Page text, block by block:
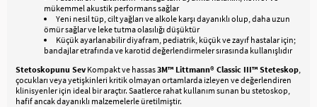
mükemmel akustik performans sağlar
Yeni nesil tüp, cilt yağları ve alkole karşı dayanıklı olup, daha uzun
ömür sağlar ve leke tutma olasılığı düşüktür
Küçük ayarlanabilir diyafram, pediatrik, küçük ve zayıf hastalar için;
bandajlar etrafında ve karotid değerlendirmeler sırasında kullanışlıdır
Stetoskopunu Sev Kompakt ve hassas3M™ Littmann® Classic III™ Steteskop
çocukları veya yetişkinleri kritik olmayan ortamlarda izleyen ve değerlendiren
klinisyenler için ideal bir araçtır. Saatlerce rahat kullanım sunan bu stetoskop,
hafif ancak dayanıklı malzemelerle üretilmiştir.